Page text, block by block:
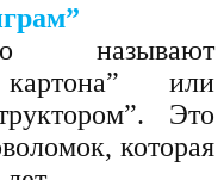
называют
или
Это
которая